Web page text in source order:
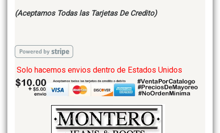
(Aceptamos Todas las Tarjetas De Credito)
Solo hacemos envios dentro de Estados Unidos